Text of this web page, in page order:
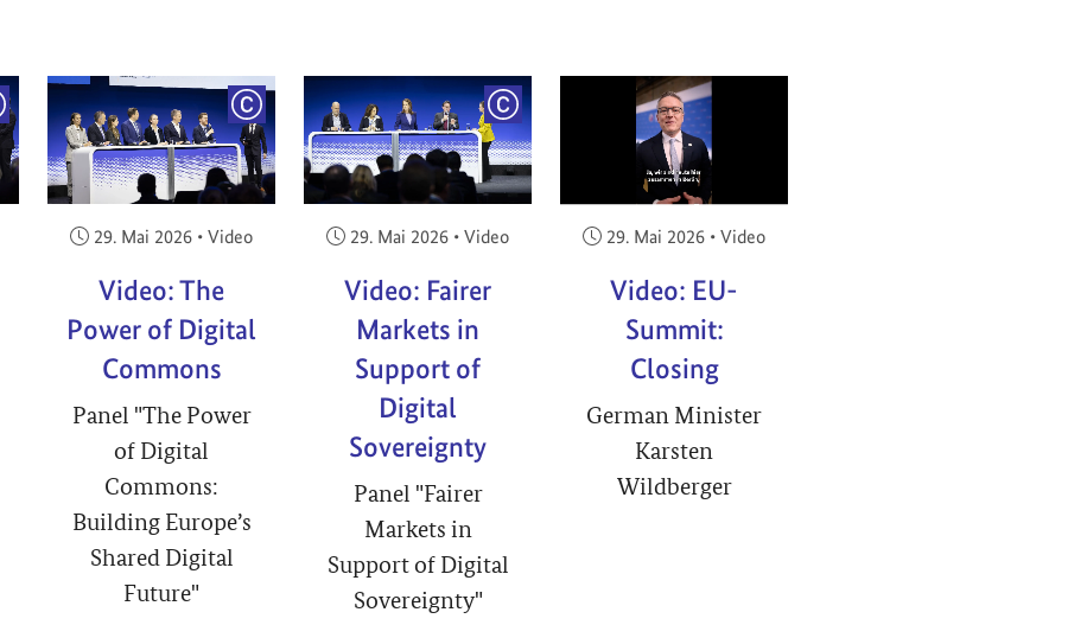
COPYRIGHT
Veröffentlicht am:
29. Mai 2026 • Video
Video: The
Power of Digital
Commons
Panel "The Power
of Digital
Commons:
Building Europe’s
Shared Digital
Future"
COPYRIGHT
Veröffentlicht am:
29. Mai 2026 • Video
Video: Fairer
Markets in
Support of
Digital
Sovereignty
Panel "Fairer
Markets in
Support of Digital
Sovereignty"
Veröffentlicht am:
29. Mai 2026 • Video
Video: EU-
Summit:
Closing
German Minister
Karsten
Wildberger